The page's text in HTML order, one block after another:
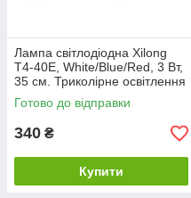
Лампа світлодіодна Xilong
Т4-40E, White/Blue/Red, 3 Вт,
35 см. Триколірне освітлення
для всіх типів акваріума
Готово до відправки
340 ₴
Купити